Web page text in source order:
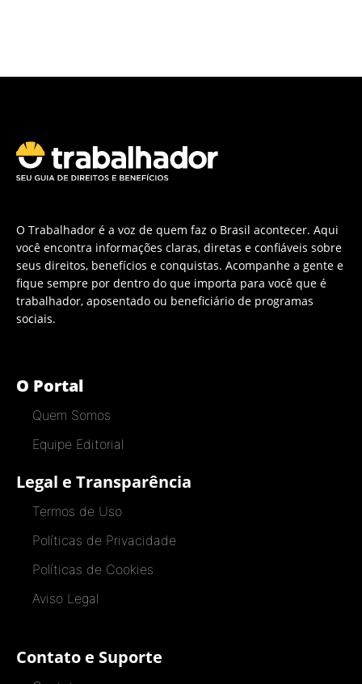
O Trabalhador é a voz de quem faz o Brasil acontecer. Aqui
você encontra informações claras, diretas e confiáveis sobre
seus direitos, benefícios e conquistas. Acompanhe a gente e
fique sempre por dentro do que importa para você que é
trabalhador, aposentado ou beneficiário de programas
sociais.
O Portal
Quem Somos
Equipe Editorial
Legal e Transparência
Termos de Uso
Políticas de Privacidade
Políticas de Cookies
Aviso Legal
Contato e Suporte